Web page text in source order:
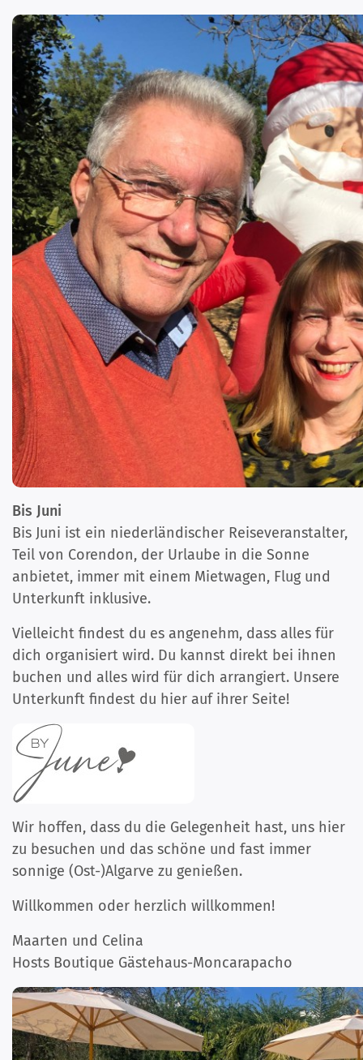
Bis Juni
Bis Juni ist ein niederländischer Reiseveranstalter,
Teil von Corendon, der Urlaube in die Sonne
anbietet, immer mit einem Mietwagen, Flug und
Unterkunft inklusive.
Vielleicht findest du es angenehm, dass alles für
dich organisiert wird. Du kannst direkt bei ihnen
buchen und alles wird für dich arrangiert. Unsere
Unterkunft findest du hier auf ihrer Seite!
Wir hoffen, dass du die Gelegenheit hast, uns hier
zu besuchen und das schöne und fast immer
sonnige (Ost-)Algarve zu genießen.
Willkommen oder herzlich willkommen!
Maarten und Celina
Hosts Boutique Gästehaus-Moncarapacho